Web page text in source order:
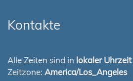
Kontakte
Alle Zeiten sind in lokaler Uhrzeit
Zeitzone: America/Los_Angeles